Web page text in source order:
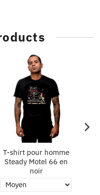
T-shirt pour homme
Steady Motel 66 en
noir